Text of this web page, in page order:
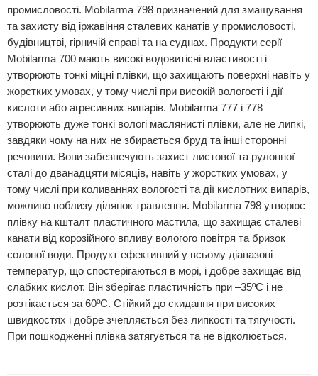
промисловості. Mobilarma 798 призначений для змащування
та захисту від іржавіння сталевих канатів у промисловості,
будівництві, гірничій справі та на суднах. Продукти серії
Mobilarma 700 мають високі водовитісні властивості і
утворюють тонкі міцні плівки, що захищають поверхні навіть у
жорстких умовах, у тому числі при високій вологості і дії
кислоти або агресивних випарів. Mobilarma 777 і 778
утворюють дуже тонкі вологі маслянисті плівки, але не липкі,
завдяки чому на них не збирається бруд та інші сторонні
речовини. Вони забезпечують захист листової та рулонної
сталі до дванадцяти місяців, навіть у жорстких умовах, у
тому числі при коливаннях вологості та дії кислотних випарів,
можливо поблизу ділянок травлення. Mobilarma 798 утворює
плівку на кшталт пластичного мастила, що захищає сталеві
канати від корозійного впливу вологого повітря та бризок
солоної води. Продукт ефективний у всьому діапазоні
температур, що спостерігаються в морі, і добре захищає від
слабких кислот. Він зберігає пластичність при –35ºC і не
розтікається за 60ºC. Стійкий до скидання при високих
швидкостях і добре зчепляється без липкості та тягучості.
При пошкодженні плівка затягується та не відколюється.